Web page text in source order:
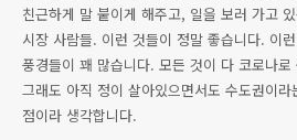
친근하게 말 붙이게 해주고, 일을 보러 가고
시장 사람들. 이런 것들이 정말 좋습니다. 이
풍경들이 꽤 많습니다. 모든 것이 다 코로나
그래도 아직 정이 살아있으면서도 수도권이
점이라 생각합니다.